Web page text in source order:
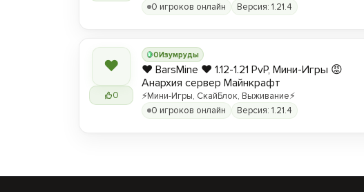
0 игроков онлайн
Версия: 1.21.4
❤
0
0Изумруды
❤️ BarsMine ❤️ 1.12-1.21 PvP, Мини-Игры 😡
Анархия сервер Майнкрафт
⚡Мини-Игры, СкайБлок, Выживание⚡
0 игроков онлайн
Версия: 1.21.4